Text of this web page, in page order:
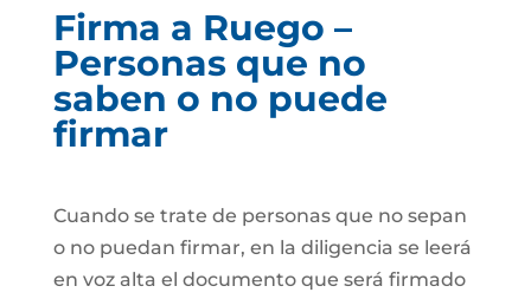
Firma a Ruego –
Personas que no
saben o no puede
firmar
Cuando se trate de personas que no sepan
o no puedan firmar, en la diligencia se leerá
en voz alta el documento que será firmado